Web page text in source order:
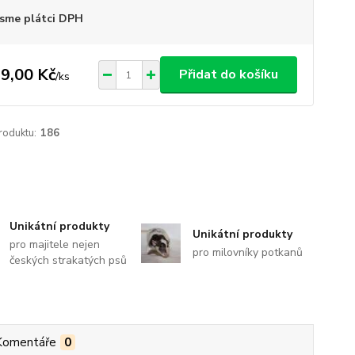
plátci DPH
Kč/ks Přidat do košíku
186
Unikátní produkty
pro majitele nejen
českých strakatých psů
Unikátní produkty
pro milovníky potkanů
0